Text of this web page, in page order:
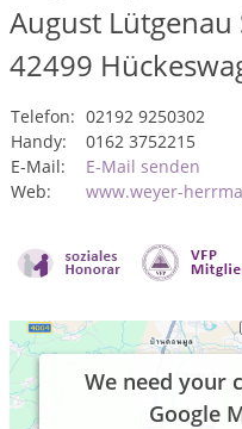
August Lütgenau
42499
Telefon: 02192 9250302
Handy:
0162 3752215
E-Mail:
E-Mail senden
Web:
www.weyer-
We need your
Google